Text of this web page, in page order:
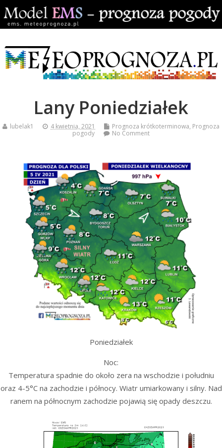
Lany Poniedziałek
lubelak1 4 kwietnia, 2021 Prognoza krótkoterminowa, Prognoza
pogody
No Comment
Poniedziałek
Noc:
Temperatura spadnie do około zera na wschodzie i południu
oraz 4-5°C na zachodzie i północy. Wiatr umiarkowany i silny. Nad
ranem na północnym zachodzie pojawią się opady deszczu.